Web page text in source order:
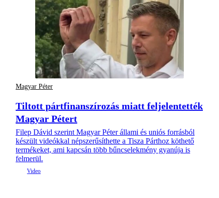
Magyar Péter
Tiltott pártfinanszírozás miatt feljelentették
Magyar Pétert
Filep Dávid szerint Magyar Péter állami és uniós forrásból
készült videókkal népszerűsíthette a Tisza Párthoz köthető
termékeket, ami kapcsán több bűncselekmény gyanúja is
felmerül.